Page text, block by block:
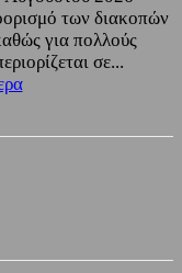
των διακοπών
για πολλούς
σε...